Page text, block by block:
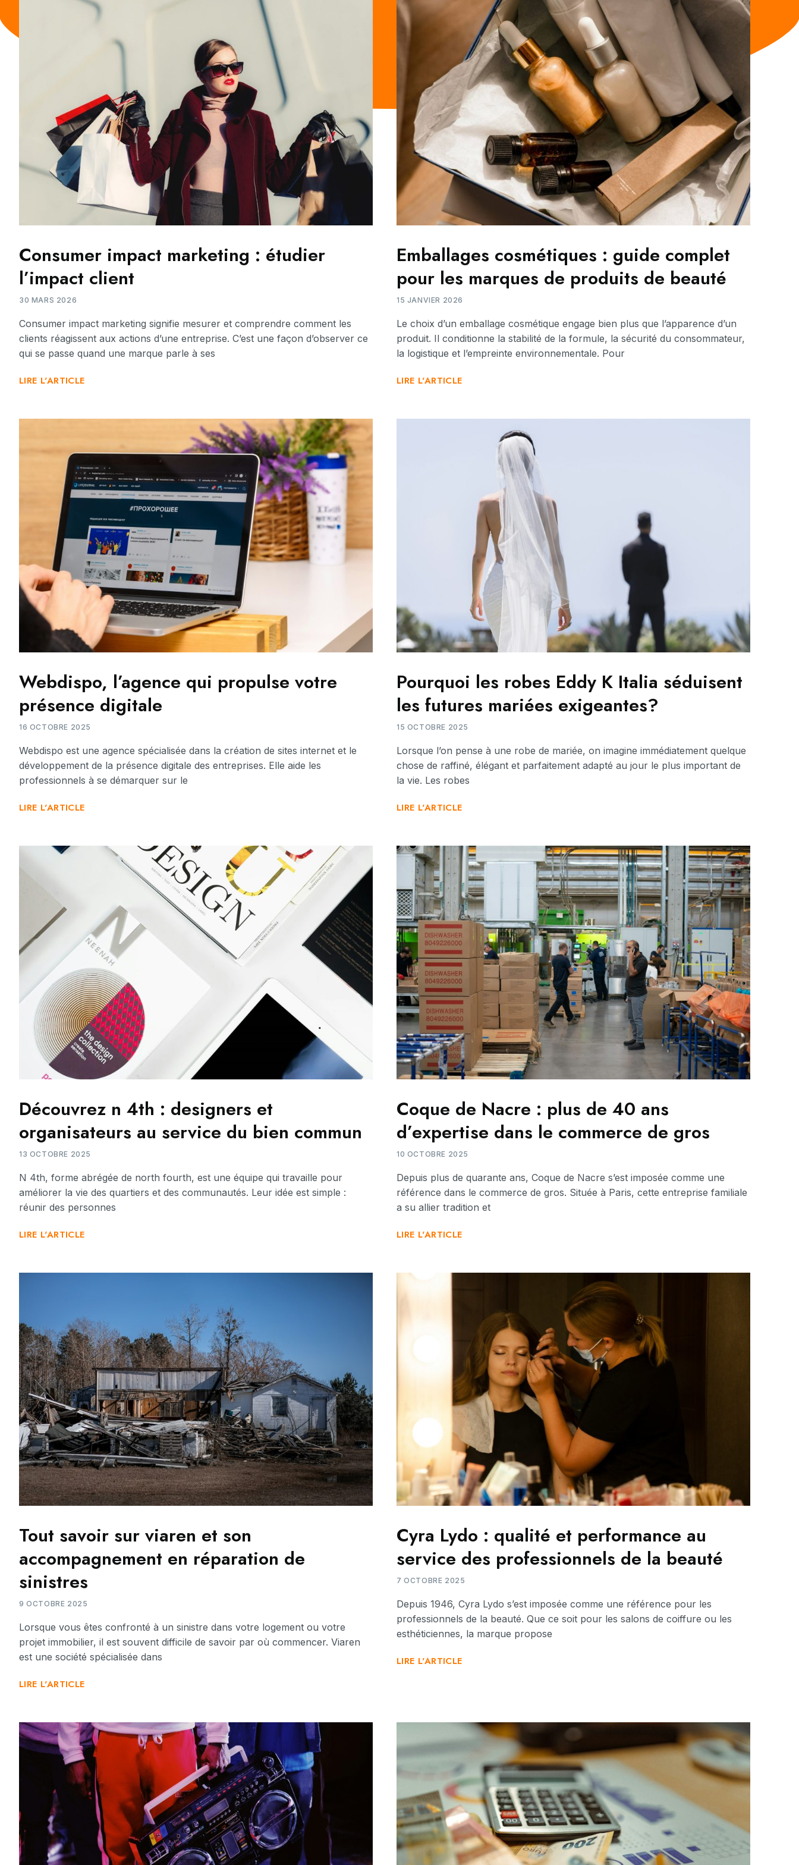
Consumer impact marketing : étudier
l’impact client
30 MARS 2026
Consumer impact marketing signifie mesurer et comprendre comment les
clients réagissent aux actions d’une entreprise. C’est une façon d’observer ce
qui se passe quand une marque parle à ses
LIRE L'ARTICLE
Emballages cosmétiques : guide complet
pour les marques de produits de beauté
15 JANVIER 2026
Le choix d’un emballage cosmétique engage bien plus que l’apparence d’un
produit. Il conditionne la stabilité de la formule, la sécurité du consommateur,
la logistique et l’empreinte environnementale. Pour
LIRE L'ARTICLE
Webdispo, l’agence qui propulse votre
présence digitale
16 OCTOBRE 2025
Webdispo est une agence spécialisée dans la création de sites internet et le
développement de la présence digitale des entreprises. Elle aide les
professionnels à se démarquer sur le
LIRE L'ARTICLE
Pourquoi les robes Eddy K Italia séduisent
les futures mariées exigeantes?
15 OCTOBRE 2025
Lorsque l’on pense à une robe de mariée, on imagine immédiatement quelque
chose de raffiné, élégant et parfaitement adapté au jour le plus important de
la vie. Les robes
LIRE L'ARTICLE
Découvrez n 4th : designers et
organisateurs au service du bien commun
13 OCTOBRE 2025
N 4th, forme abrégée de north fourth, est une équipe qui travaille pour
améliorer la vie des quartiers et des communautés. Leur idée est simple :
réunir des personnes
LIRE L'ARTICLE
Coque de Nacre : plus de 40 ans
d’expertise dans le commerce de gros
10 OCTOBRE 2025
Depuis plus de quarante ans, Coque de Nacre s’est imposée comme une
référence dans le commerce de gros. Située à Paris, cette entreprise familiale
a su allier tradition et
LIRE L'ARTICLE
Tout savoir sur viaren et son
accompagnement en réparation de
sinistres
9 OCTOBRE 2025
Lorsque vous êtes confronté à un sinistre dans votre logement ou votre
projet immobilier, il est souvent difficile de savoir par où commencer. Viaren
est une société spécialisée dans
LIRE L'ARTICLE
Cyra Lydo : qualité et performance au
service des professionnels de la beauté
7 OCTOBRE 2025
Depuis 1946, Cyra Lydo s’est imposée comme une référence pour les
professionnels de la beauté. Que ce soit pour les salons de coiffure ou les
esthéticiennes, la marque propose
LIRE L'ARTICLE